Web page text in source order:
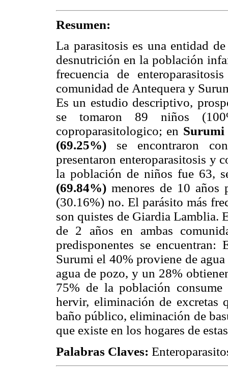
Resumen:
La parasitosis es una entidad
desnutrición en la población
frecuencia de
comunidad de Antequera y
Es un estudio descriptivo,
se tomaron 89 niños
coproparasitologico; en
(69.25%) se encontraron
presentaron enteroparasitosis y
la población de niños fue 63,
(69.84%) menores de 10 años
(30.16%) no. El parásito más
son quistes de Giardia Lamblia.
de 2 años en ambas
predisponentes se
Surumi el 40% proviene de
agua de pozo, y un 28%
75% de la población
hervir, eliminación de
baño público, eliminación de
que existe en los hogares de
Palabras Claves: